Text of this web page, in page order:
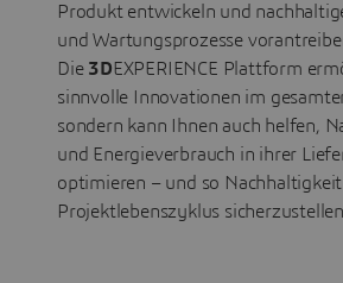
Produkt entwickeln und
und Wartungsprozesse
Die 3DEXPERIENCE Plattform
sinnvolle Innovationen im
sondern kann Ihnen auch helfen,
und Energieverbrauch in ihrer
optimieren – und so
Projektlebenszyklus